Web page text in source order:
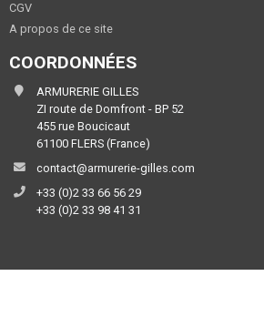
CGV
A propos de ce site
COORDONNÉES
ARMURERIE GILLES
ZI route de Domfront - BP 52
455 rue Boucicaut
61100 FLERS (France)
contact@armurerie-gilles.com
+33 (0)2 33 66 56 29
+33 (0)2 33 98 41 31